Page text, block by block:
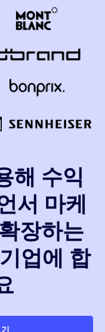
해 수익
서 마케
장하는
업에 합